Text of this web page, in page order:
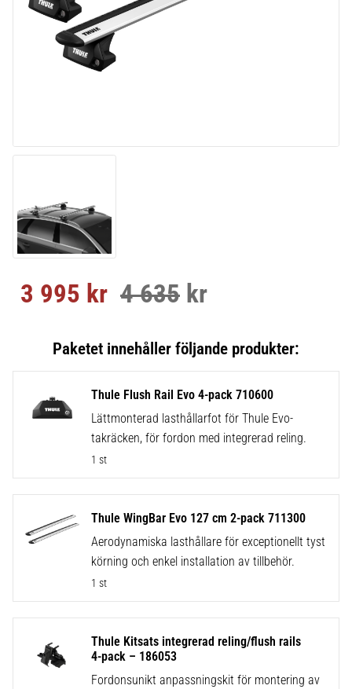
Nedsatt pris:
3 995 kr Ordinarie pris:
4 635 kr
Thule Flush Rail Evo 4-pack 710600
Lättmonterad lasthållarfot för Thule Evo-
takräcken, för fordon med integrerad reling.
1 st
Thule WingBar Evo 127 cm 2-pack 711300
Aerodynamiska lasthållare för exceptionellt tyst
körning och enkel installation av tillbehör.
1 st
Thule Kitsats integrerad reling/flush rails
4-pack – 186053
Fordonsunikt anpassningskit för montering av